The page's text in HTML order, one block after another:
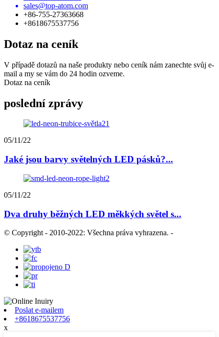
sales@top-atom.com
+86-755-27363668
+8618675537756
Dotaz na ceník
V případě dotazů na naše produkty nebo ceník nám zanechte svůj e-
mail a my se vám do 24 hodin ozveme.
Dotaz na ceník
poslední zprávy
05/11/22
Jaké jsou barvy světelných LED pásků?...
05/11/22
Dva druhy běžných LED měkkých světel s...
© Copyright - 2010-2022: Všechna práva vyhrazena. -
Poslat e-mailem
+8618675537756
x